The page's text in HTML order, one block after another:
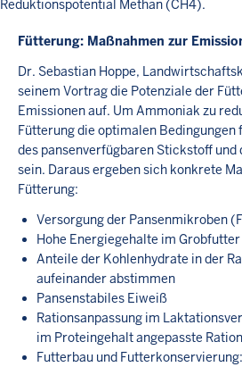
Reduktionspotential Methan (CH4).
Fütterung: Maßnahmen zur
Dr. Sebastian Hoppe,
seinem Vortrag die Potenziale der
Emissionen auf. Um Ammoniak zu
Fütterung die optimalen
des pansenverfügbaren Stickstoff und
sein. Daraus ergeben sich konkrete
Fütterung:
Versorgung der Pansenmikroben
Hohe Energiegehalte im Grobfutter
Anteile der Kohlenhydrate in der
aufeinander abstimmen
Pansenstabiles Eiweiß
Rationsanpassung im
im Proteingehalt angepasste
Futterbau und Futterkonservierung: